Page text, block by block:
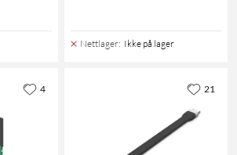
Nettlager: Ikke på lager
4 21